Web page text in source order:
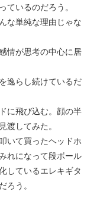
いるのだろう。
単純な理由じゃな
情が思考の中心に居
逸らし続けているだ
に飛び込む。顔の半
渡してみた。
いて買ったヘッドホ
れになって段ボール
しているエレキギタ
ろう。